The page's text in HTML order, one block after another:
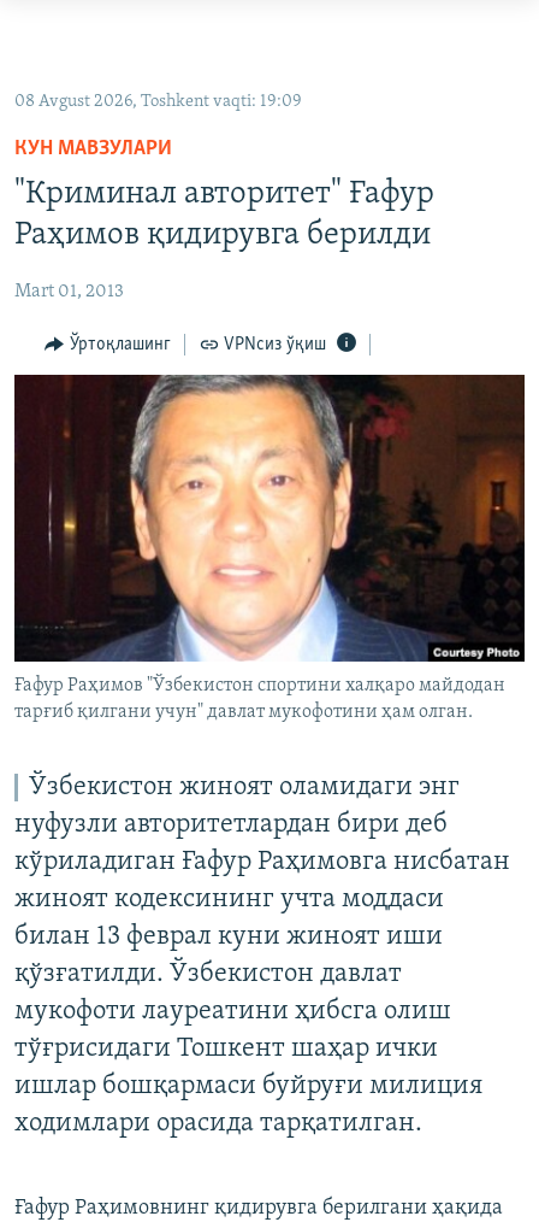
Асосий
навигацияга
ўтинг
Қидиришга
OZODVIDEO
OZODARXIV
На русском
Озодлик бошқа тилларда
08 Avgust 2026, Toshkent vaqti: 19:09
КУН МАВЗУЛАРИ
"Криминал авторитет" Ғафур
Раҳимов қидирувга берилди
Mart 01, 2013
Ўртоқлашинг VPNсиз ўқиш
Ғафур Раҳимов "Ўзбекистон спортини халқаро майдодан
тарғиб қилгани учун" давлат мукофотини ҳам олган.
Ўзбекистон жиноят оламидаги энг
нуфузли авторитетлардан бири деб
кўриладиган Ғафур Раҳимовга нисбатан
жиноят кодексининг учта моддаси
билан 13 феврал куни жиноят иши
қўзғатилди. Ўзбекистон давлат
мукофоти лауреатини ҳибсга олиш
тўғрисидаги Тошкент шаҳар ички
ишлар бошқармаси буйруғи милиция
ходимлари орасида тарқатилган.
Ғафур Раҳимовнинг қидирувга берилгани ҳақида